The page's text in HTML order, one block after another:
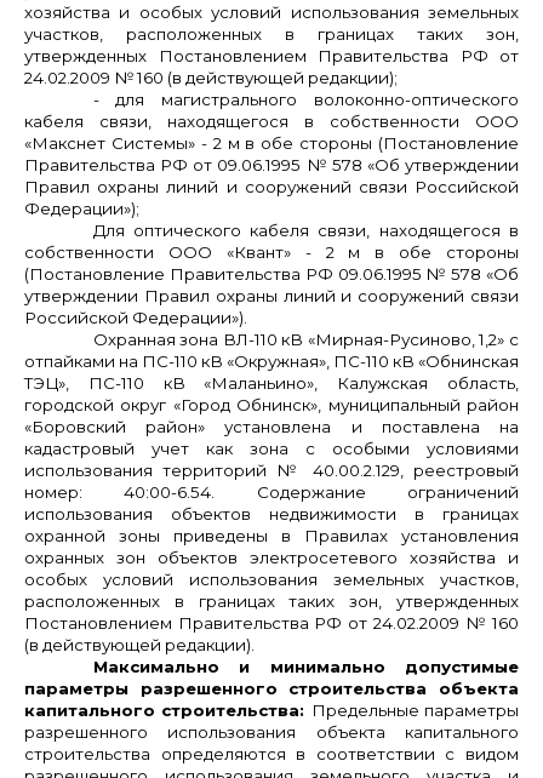
хозяйства и особых условий использования земельных
участков, расположенных в границах таких зон,
утвержденных Постановлением Правительства РФ от
24.02.2009 № 160 (в действующей редакции);
- для магистрального волоконно-оптического
кабеля связи, находящегося в собственности ООО
«Макснет Системы» - 2 м в обе стороны (Постановление
Правительства РФ от 09.06.1995 № 578 «Об утверждении
Правил охраны линий и сооружений связи Российской
Федерации»);
Для оптического кабеля связи, находящегося в
собственности ООО «Квант» - 2 м в обе стороны
(Постановление Правительства РФ 09.06.1995 № 578 «Об
утверждении Правил охраны линий и сооружений связи
Российской Федерации»).
Охранная зона ВЛ-110 кВ «Мирная-Русиново, 1,2» с
отпайками на ПС-110 кВ «Окружная», ПС-110 кВ «Обнинская
ТЭЦ», ПС-110 кВ «Маланьино», Калужская область,
городской округ «Город Обнинск», муниципальный район
«Боровский район» установлена и поставлена на
кадастровый учет как зона с особыми условиями
использования территорий № 40.00.2.129, реестровый
номер: 40:00-6.54. Содержание ограничений
использования объектов недвижимости в границах
охранной зоны приведены в Правилах установления
охранных зон объектов электросетевого хозяйства и
особых условий использования земельных участков,
расположенных в границах таких зон, утвержденных
Постановлением Правительства РФ от 24.02.2009 № 160
(в действующей редакции).
Максимально и минимально допустимые
параметры разрешенного строительства объекта
капитального строительства: Предельные параметры
разрешенного использования объекта капитального
строительства определяются в соответствии с видом